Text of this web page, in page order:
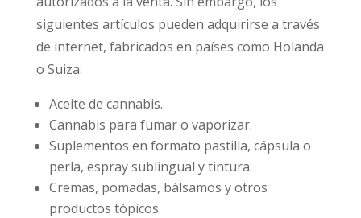
siguientes artículos pueden adquirirse a través
de internet, fabricados en países como Holanda
o Suiza:
Aceite de cannabis.
Cannabis para fumar o vaporizar.
Suplementos en formato pastilla, cápsula o
perla, espray sublingual y tintura.
Cremas, pomadas, bálsamos y otros
productos tópicos.